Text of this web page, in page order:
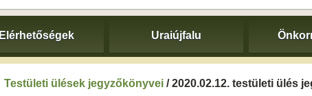
Elérhetőségek Uraiújfalu
Testületi ülések jegyzőkönyvei / 2020.02.12. testületi ülés